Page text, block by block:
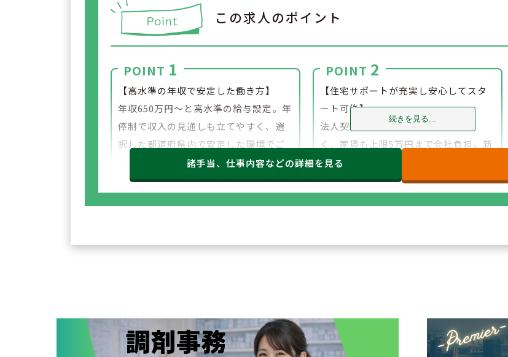
この求人のポイント
POINT 1
【高水準の年収で安定した働き方】
年収650万円～と高水準の給与設定。年
俸制で収入の見通しも立てやすく、選
択した都道府県内で安定した環境でご
勤務いただけます。
POINT 2
【住宅サポートが充実し安心してスタ
ート可能】
法人契約により初期費用の負担がな
く、家賃も上限5万円まで会社負担。新
たな環境でも安心して勤務を開始でき
ます。
続きを見る...
諸手当、仕事内容などの詳細を見る